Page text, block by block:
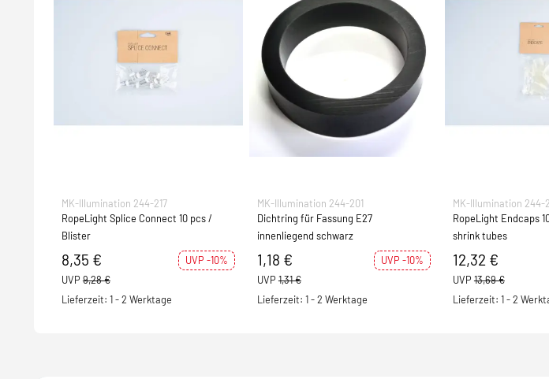
MK-Illumination 244-217
RopeLight Splice Connect 10 pcs /
Blister
8,35 €
UVP -10%
UVP 9,28 €
Lieferzeit: 1 - 2 Werktage
MK-Illumination 244-201
Dichtring für Fassung E27
innenliegend schwarz
1,18 €
UVP -10%
UVP 1,31 €
Lieferzeit: 1 - 2 Werktage
MK-Illumination 244-
RopeLight Endcaps
shrink tubes
12,32 €
UVP 13,69 €
Lieferzeit: 1 - 2